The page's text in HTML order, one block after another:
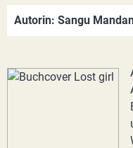
Autorin: Sangu